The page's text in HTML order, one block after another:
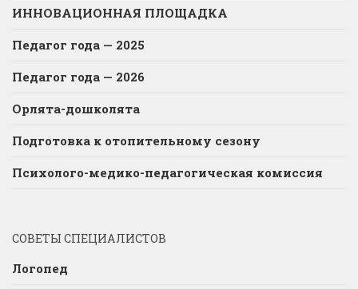
ИННОВАЦИОННАЯ ПЛОЩАДКА
Педагог года — 2025
Педагог года — 2026
Орлята-дошколята
Подготовка к отопительному сезону
Психолого-медико-педагогическая комиссия
СОВЕТЫ СПЕЦИАЛИСТОВ
Логопед